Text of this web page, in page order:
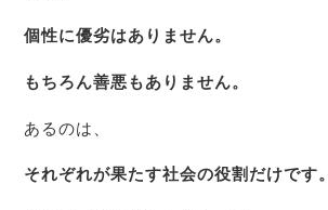
個性に優劣はありません。
もちろん善悪もありません。
あるのは、
それぞれが果たす社会の役割だけです。